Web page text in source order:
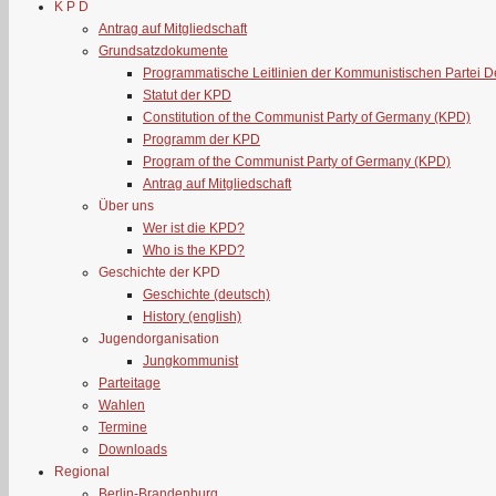
K P D
Antrag auf Mitgliedschaft
Grundsatzdokumente
Programmatische Leitlinien der Kommunistischen Partei
Statut der KPD
Constitution of the Communist Party of Germany (KPD)
Programm der KPD
Program of the Communist Party of Germany (KPD)
Antrag auf Mitgliedschaft
Über uns
Wer ist die KPD?
Who is the KPD?
Geschichte der KPD
Geschichte (deutsch)
History (english)
Jugendorganisation
Jungkommunist
Parteitage
Wahlen
Termine
Downloads
Regional